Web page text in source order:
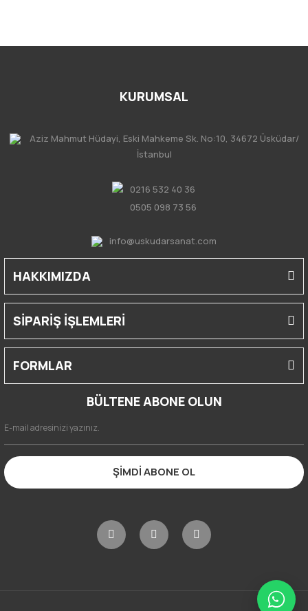
KURUMSAL
Aziz Mahmut Hüdayi, Eski Mahkeme Sk. No:10, 34672 Üsküdar/
İstanbul
0216 532 40 36
0505 098 73 56
info@uskudarsanat.com
HAKKIMIZDA
SİPARİŞ İŞLEMLERİ
FORMLAR
BÜLTENE ABONE OLUN
ŞİMDİ ABONE OL